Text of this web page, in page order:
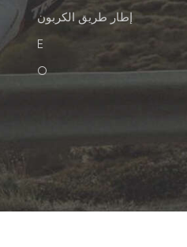
إطار طريق الكربون
E
O